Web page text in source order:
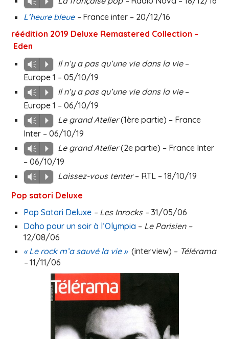
Vm P
L’heure bleue – France inter – 20/12/16
réédition 2019 Deluxe Remastered Collection –
Eden
Vm P Il n’y a pas qu’une vie dans la vie–
Europe 1 – 05/10/19
Vm P Il n’y a pas qu’une vie dans la vie–
Europe 1 – 06/10/19
Vm P Le grand Atelier(1ère partie) – France
Inter – 06/10/19
Vm P Le grand Atelier(2e partie) – France Inter
– 06/10/19
Vm P Laissez-vous tenter– RTL – 18/10/19
Pop satori Deluxe
Pop Satori Deluxe – Les Inrocks – 31/05/06
Daho pour un soir à l’Olympia – Le Parisien –
12/08/06
« Le rock m’a sauvé la vie »(interview) – Télérama
–11/11/06